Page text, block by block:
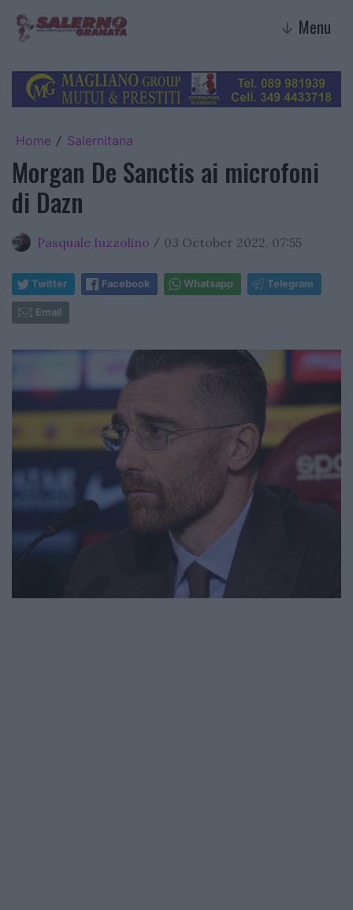
↓ Menu
Home / Salernitana
Morgan De Sanctis ai microfoni
di Dazn
Pasquale Iuzzolino / 03 October 2022, 07:55
Twitter Facebook Whatsapp Telegram
Email